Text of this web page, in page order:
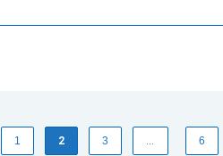
1 2 3 … 6